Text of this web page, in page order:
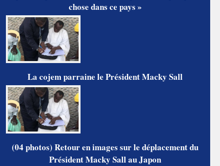
chose dans ce pays »
La cojem parraine le Président Macky Sall
(04 photos) Retour en images sur le déplacement du
Président Macky Sall au Japon